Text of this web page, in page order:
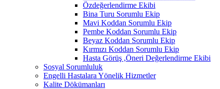
Özdeğerlendirme Ekibi
Bina Turu Sorumlu Ekip
Mavi Koddan Sorumlu Ekip
Pembe Koddan Sorumlu Ekip
Beyaz Koddan Sorumlu Ekip
Kırmızı Koddan Sorumlu Ekip
Hasta Görüş ,Öneri Değerlendirme Ekibi
Sosyal Sorumluluk
Engelli Hastalara Yönelik Hizmetler
Kalite Dökümanları